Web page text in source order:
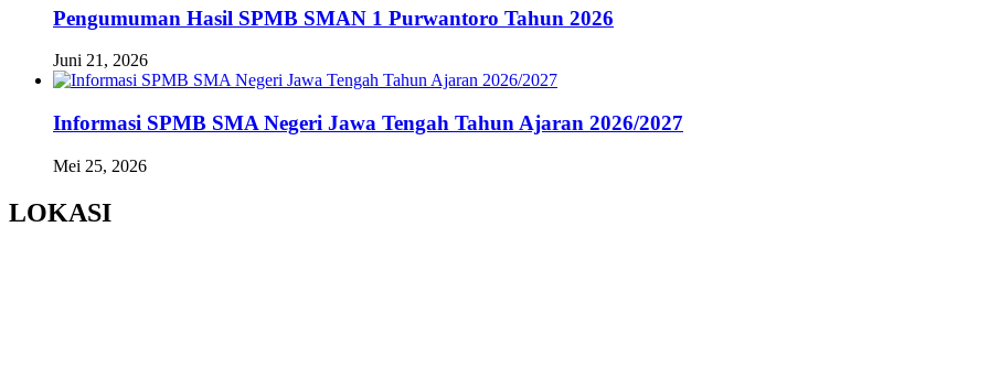
Pengumuman Hasil SPMB SMAN 1 Purwantoro Tahun 2026
Juni 21, 2026
Informasi SPMB SMA Negeri Jawa Tengah Tahun Ajaran 2026/2027
Mei 25, 2026
LOKASI